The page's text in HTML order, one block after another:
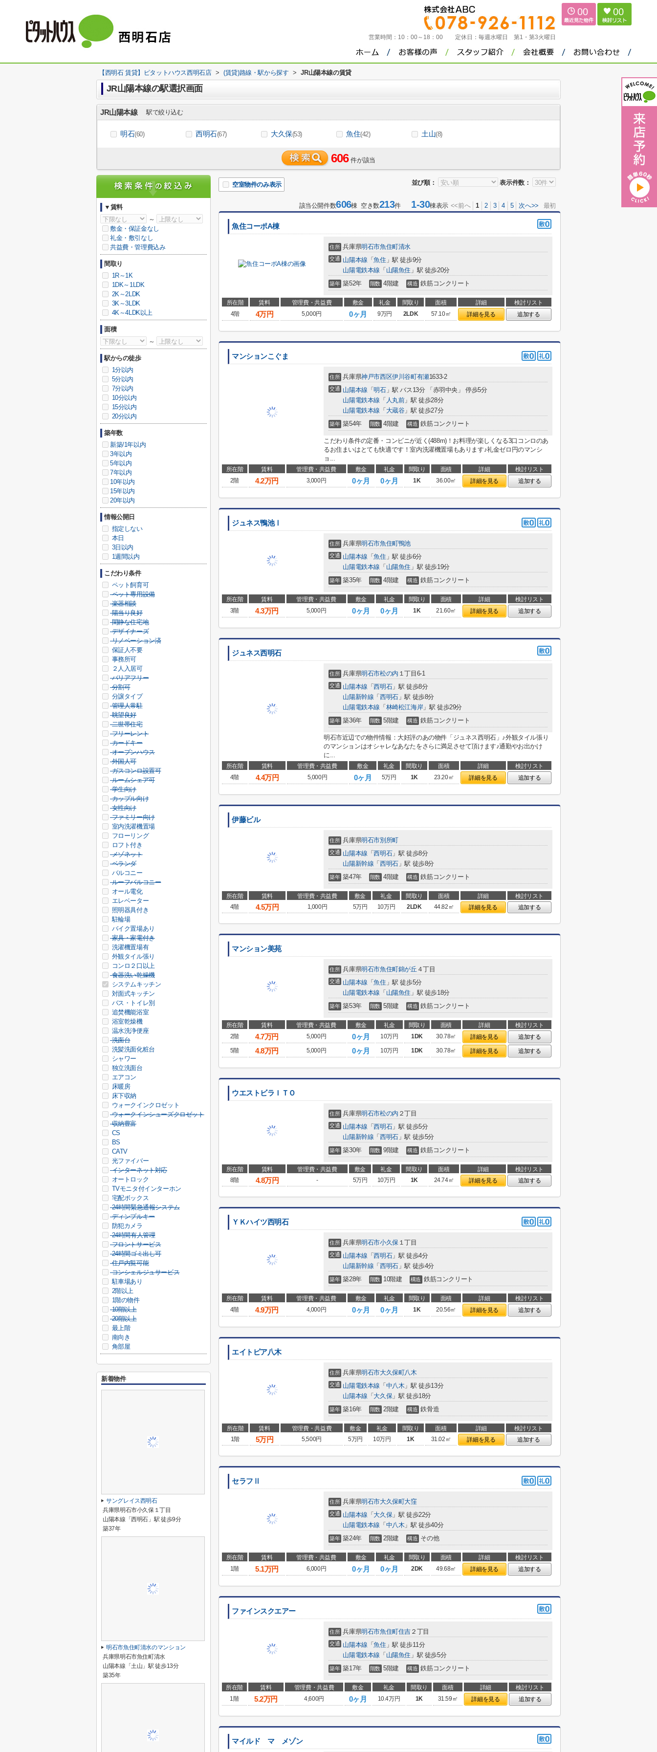
営業時間： 10：00～18：00 定休日： 毎週水曜日 第1・第3火曜日
00 00
【西明石 賃貸】ピタットハウス西明石店 > (賃貸)路線・駅から探す > JR山陽本線の賃貸
JR山陽本線の駅選択画面
JR山陽本線 駅で絞り込む
明石(60) 西明石(67) 大久保(53) 魚住(42) 土山(8)
606 件が該当
並び順： 表示件数：
空室物件のみ表示
該当公開件数606棟 空き数213件1-30棟表示 <<前へ 1 2 3 4 5 次へ>> 最初
魚住コーポA棟
住所 兵庫県明石市魚住町清水
交通 山陽本線 「魚住 」駅 徒歩9分
山陽電鉄本線 「 山陽魚住 」駅 徒歩20分
築年 築52年 階数 4階建 構造 鉄筋コンクリート
所在階 賃料 管理費・共益費 敷金 礼金 間取り 面積 詳細
検討リスト
4階
4万円 5,000円 0ヶ月 9万円 2LDK 57.10㎡ 詳細を見る 追加する
マンションこぐま
住所 兵庫県神戸市西区伊川谷町有瀬1633-2
交通 山陽本線 「明石」駅 バス13分 「赤羽中央」 停歩5分
山陽電鉄本線 「 人丸前」駅 徒歩28分
山陽電鉄本線 「 大蔵谷」駅 徒歩27分
築年 築54年 階数 4階建 構造 鉄筋コンクリート
こだわり条件の定番・コンビニが近く(488m)！お料理が楽しくなる3口コンロのあ
るお住まいはとても快適です！室内洗濯機置場もあります♪礼金ゼロ円のマンシ
ョ...
所在階 賃料 管理費・共益費 敷金 礼金 間取り 面積 詳細
検討リスト
2階
4.2万円 3,000円 0ヶ月 0ヶ月 1K 36.00㎡ 詳細を見る 追加する
ジュネス鴨池Ⅰ
住所 兵庫県明石市魚住町鴨池
交通 山陽本線 「魚住 」駅 徒歩6分
山陽電鉄本線 「 山陽魚住 」駅 徒歩19分
築年 築35年 階数 4階建 構造 鉄筋コンクリート
所在階 賃料 管理費・共益費 敷金 礼金 間取り 面積 詳細
検討リスト
3階
4.3万円 5,000円 0ヶ月 0ヶ月 1K 21.60㎡ 詳細を見る 追加する
ジュネス西明石
住所 兵庫県明石市松の内 １丁目6-1
交通 山陽本線 「西明石」駅 徒歩8分
山陽新幹線 「 西明石」駅 徒歩8分
山陽電鉄本線 「 林崎松江海岸」駅 徒歩29分
築年 築36年 階数 5階建 構造 鉄筋コンクリート
明石市近辺での物件情報：大好評のあの物件「ジュネス西明石」♪外観タイル張り
のマンションはオシャレなあなたをさらに満足させて頂けます♪通勤やお出かけ
に...
所在階 賃料 管理費・共益費 敷金 礼金 間取り 面積 詳細
検討リスト
4階
4.4万円 5,000円 0ヶ月 5万円 1K 23.20㎡ 詳細を見る 追加する
伊藤ビル
住所 兵庫県明石市別所町
交通 山陽本線 「西明石」駅 徒歩8分
山陽新幹線 「 西明石」駅 徒歩8分
築年 築47年 階数 4階建 構造 鉄筋コンクリート
所在階 賃料 管理費・共益費 敷金 礼金 間取り 面積 詳細
検討リスト
4階
4.5万円 1,000円 5万円 10万円 2LDK 44.82㎡ 詳細を見る 追加する
マンション美苑
住所 兵庫県明石市魚住町錦が丘 ４丁目
交通 山陽本線 「魚住 」駅 徒歩5分
山陽電鉄本線 「 山陽魚住 」駅 徒歩18分
築年 築53年 階数 5階建 構造 鉄筋コンクリート
所在階 賃料 管理費・共益費 敷金 礼金 間取り 面積 詳細
検討リスト
2階
4.7万円 5,000円 0ヶ月 10万円 1DK 30.78㎡ 詳細を見る
追加する
5階
4.8万円 5,000円 0ヶ月 10万円 1DK 30.78㎡ 詳細を見る 追加する
ウエストビラＩＴＯ
住所 兵庫県明石市松の内 ２丁目
交通 山陽本線 「西明石」駅 徒歩5分
山陽新幹線 「 西明石」駅 徒歩5分
築年 築30年 階数 9階建 構造 鉄筋コンクリート
所在階 賃料 管理費・共益費 敷金 礼金 間取り 面積 詳細
検討リスト
8階
4.8万円 - 5万円 10万円 1K 24.74㎡ 詳細を見る 追加する
ＹＫハイツ西明石
住所 兵庫県明石市小久保１丁目
交通 山陽本線 「西明石」駅 徒歩4分
山陽新幹線 「 西明石」駅 徒歩4分
築年 築28年 階数 10階建 構造 鉄筋コンクリート
所在階 賃料 管理費・共益費 敷金 礼金 間取り 面積 詳細
検討リスト
4階
4.9万円 4,000円 0ヶ月 0ヶ月 1K 20.56㎡ 詳細を見る 追加する
エイトピア八木
住所 兵庫県明石市大久保町八木
交通 山陽電鉄本線 「 中八木 」駅 徒歩13分
山陽本線 「 大久保」駅 徒歩18分
築年 築16年 階数 2階建 構造 鉄骨造
所在階 賃料 管理費・共益費 敷金 礼金 間取り 面積 詳細
検討リスト
1階
5万円 5,500円 5万円 10万円 1K 31.02㎡ 詳細を見る 追加する
セラフⅡ
住所 兵庫県明石市大久保町大窪
交通 山陽本線 「 大久保」駅 徒歩22分
山陽電鉄本線 「 中八木 」駅 徒歩40分
築年 築24年 階数 2階建 構造 その他
所在階 賃料 管理費・共益費 敷金 礼金 間取り 面積 詳細
検討リスト
1階
5.1万円 6,000円 0ヶ月 0ヶ月 2DK 49.68㎡ 詳細を見る 追加する
ファインスクエアー
住所 兵庫県明石市魚住町住吉 ２丁目
交通 山陽本線 「魚住 」駅 徒歩11分
山陽電鉄本線 「 山陽魚住 」駅 徒歩5分
築年 築17年 階数 5階建 構造 鉄筋コンクリート
所在階 賃料 管理費・共益費 敷金 礼金 間取り 面積 詳細
検討リスト
1階
5.2万円 4,600円 0ヶ月 10.4万円 1K 31.59㎡ 詳細を見る 追加する
マイルド マ メゾン
▼賃料
～
敷金・保証金なし
礼金・敷引なし
共益費・管理費込み
間取り
1R～1K
1DK～1LDK
2K～2LDK
3K～3LDK
4K～4LDK以上
面積
～
駅からの徒歩
1分以内
5分以内
7分以内
10分以内
15分以内
20分以内
築年数
新築/1年以内
3年以内
5年以内
7年以内
10年以内
15年以内
20年以内
情報公開日
指定しない
本日
3日以内
1週間以内
こだわり条件
ペット飼育可
ペット専用設備
楽器相談
陽当り良好
閑静な住宅地
デザイナーズ
リノベーション済
保証人不要
事務所可
２人入居可
バリアフリー
分割可
分譲タイプ
管理人常駐
眺望良好
二世帯住宅
フリーレント
カードキー
オープンハウス
外国人可
ガスコンロ設置可
ルームシェア可
学生向け
カップル向け
女性向け
ファミリー向け
室内洗濯機置場
フローリング
ロフト付き
メゾネット
ベランダ
バルコニー
ルーフバルコニー
オール電化
エレベーター
照明器具付き
駐輪場
バイク置場あり
家具・家電付き
洗濯機置場有
外観タイル張り
コンロ２口以上
食器洗い乾燥機
システムキッチン
対面式キッチン
バス・トイレ別
追焚機能浴室
浴室乾燥機
温水洗浄便座
洗面台
洗髪洗面化粧台
シャワー
独立洗面台
エアコン
床暖房
床下収納
ウォークインクロゼット
ウォークインシューズクロゼット
収納豊富
CS
BS
CATV
光ファイバー
インターネット対応
オートロック
TVモニタ付インターホン
宅配ボックス
24時間緊急通報システム
ディンプルキー
防犯カメラ
24時間有人管理
フロントサービス
24時間ゴミ出し可
住戸内覧可能
コンシェルジュサービス
駐車場あり
2階以上
1階の物件
10階以上
20階以上
最上階
南向き
角部屋
新着物件
サングレイス西明石
兵庫県明石市小久保１丁目
山陽本線「西明石」駅 徒歩9分
築37年
明石市魚住町清水のマンション
兵庫県明石市魚住町清水
山陽本線「土山」駅 徒歩13分
築35年